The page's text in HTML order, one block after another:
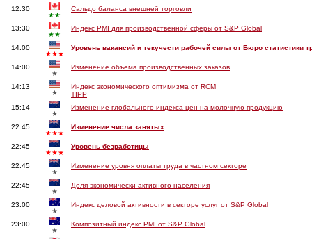
12:30
★★
Сальдо баланса внешней торговли
13:30
★★
Индекс PMI для производственной сферы от S&P Global
14:00
★★★
Уровень вакансий и текучести рабочей силы от Бюро статистики
14:00
★
Изменение объема производственных заказов
14:13
★
Индекс экономического оптимизма от RCM
TIPP
15:14
★
Изменение глобального индекса цен на молочную продукцию
22:45
★★★
Изменение числа занятых
22:45
★★★
Уровень безработицы
22:45
★
Изменение уровня оплаты труда в частном секторе
22:45
★
Доля экономически активного населения
23:00
★
Индекс деловой активности в секторе услуг от S&P Global
23:00
★
Композитный индекс PMI от S&P Global